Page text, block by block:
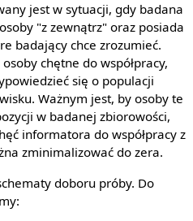
jest w sytuacji, gdy badana
"z zewnątrz" oraz posiada
badający chce zrozumieć.
chętne do współpracy,
się o populacji
Ważnym jest, by osoby te
w badanej zbiorowości,
informatora do współpracy z
zminimalizować do zera.
doboru próby. Do